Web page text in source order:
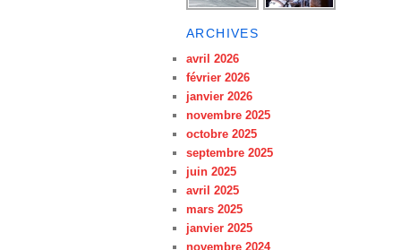
ARCHIVES
avril 2026
février 2026
janvier 2026
novembre 2025
octobre 2025
septembre 2025
juin 2025
avril 2025
mars 2025
janvier 2025
novembre 2024